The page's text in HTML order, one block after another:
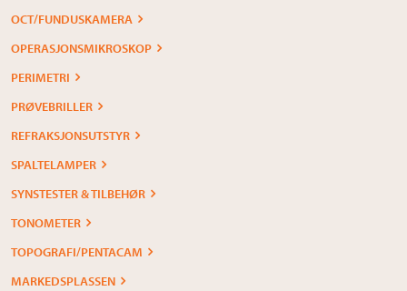
OCT/FUNDUSKAMERA
OPERASJONSMIKROSKOP
PERIMETRI
PRØVEBRILLER
REFRAKSJONSUTSTYR
SPALTELAMPER
SYNSTESTER & TILBEHØR
TONOMETER
TOPOGRAFI/PENTACAM
MARKEDSPLASSEN